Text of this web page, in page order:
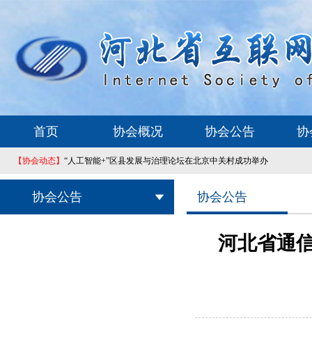
首页 协会概况 协会公告 协
【协会动态】 “人工智能+”区县发展与治理论坛在北京中关村成功举办
协会公告 协会公告
河北省通